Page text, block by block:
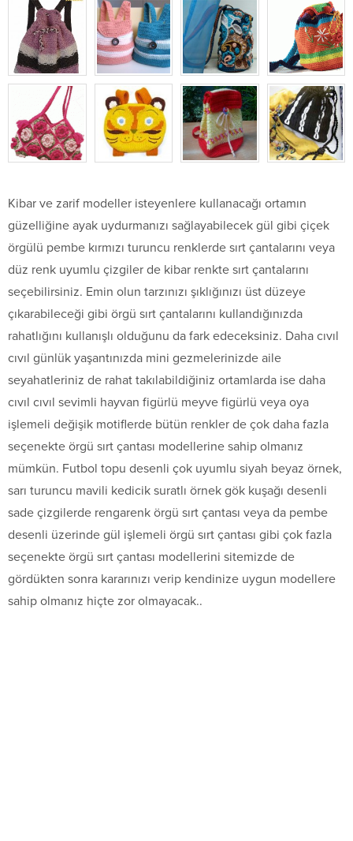
Kibar ve zarif modeller isteyenlere kullanacağı ortamın
güzelliğine ayak uydurmanızı sağlayabilecek gül gibi çiçek
örgülü pembe kırmızı turuncu renklerde sırt çantalarını veya
düz renk uyumlu çizgiler de kibar renkte sırt çantalarını
seçebilirsiniz. Emin olun tarzınızı şıklığınızı üst düzeye
çıkarabileceği gibi örgü sırt çantalarını kullandığınızda
rahatlığını kullanışlı olduğunu da fark edeceksiniz. Daha cıvıl
cıvıl günlük yaşantınızda mini gezmelerinizde aile
seyahatleriniz de rahat takılabildiğiniz ortamlarda ise daha
cıvıl cıvıl sevimli hayvan figürlü meyve figürlü veya oya
işlemeli değişik motiflerde bütün renkler de çok daha fazla
seçenekte örgü sırt çantası modellerine sahip olmanız
mümkün. Futbol topu desenli çok uyumlu siyah beyaz örnek,
sarı turuncu mavili kedicik suratlı örnek gök kuşağı desenli
sade çizgilerde rengarenk örgü sırt çantası veya da pembe
desenli üzerinde gül işlemeli örgü sırt çantası gibi çok fazla
seçenekte örgü sırt çantası modellerini sitemizde de
gördükten sonra kararınızı verip kendinize uygun modellere
sahip olmanız hiçte zor olmayacak..